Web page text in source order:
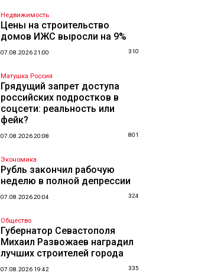
Недвижимость
Цены на строительство
домов ИЖС выросли на 9%
07.08.2026 21:00 310
Матушка Россия
Грядущий запрет доступа
российских подростков в
соцсети: реальность или
фейк?
07.08.2026 20:08 801
Экономика
Рубль закончил рабочую
неделю в полной депрессии
07.08.2026 20:04 324
Общество
Губернатор Севастополя
Михаил Развожаев наградил
лучших строителей города
07.08.2026 19:42 335